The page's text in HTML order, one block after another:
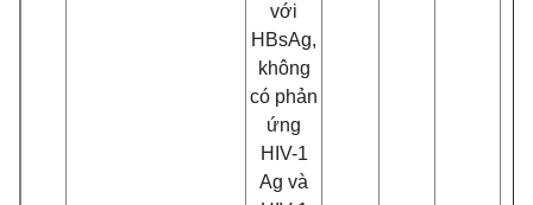
với
HBsAg,
không
có phản
ứng
HIV-1
Ag và